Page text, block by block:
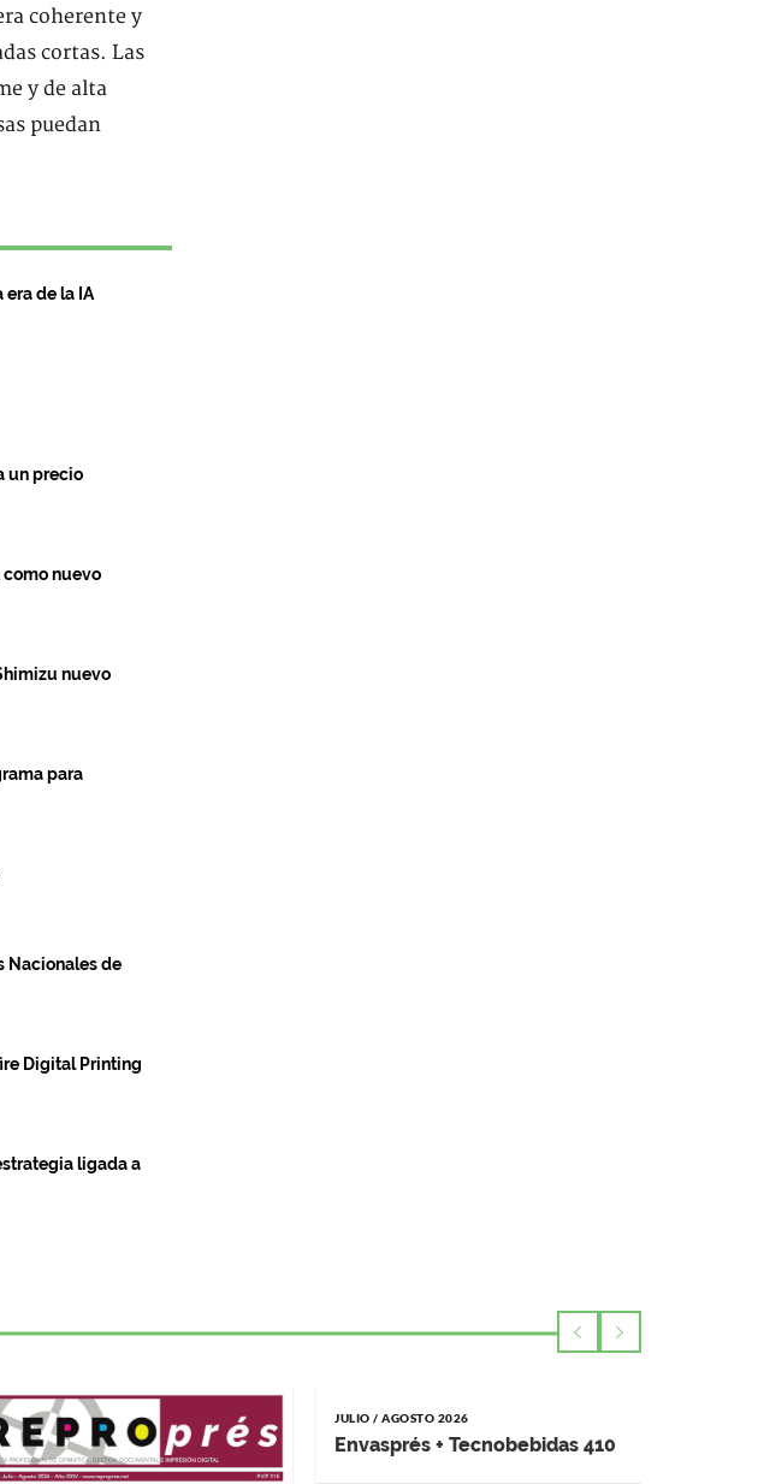
coherente y
cortas. Las
y de alta
puedan
era de la IA
un precio
como nuevo
nuevo
para
Nacionales de
Digital Printing
ligada a
JULIO / AGOSTO 2026
Envasprés + Tecnobebidas 410